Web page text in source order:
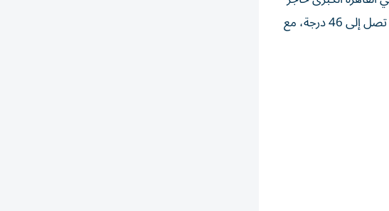
40 درجة مئوية، مع إحساس حراري يصل إلى 42-43 درجة. أما محافظات الصعيد فستشهد درجات حرارة في الظل تصل إلى 46 درجة، مع